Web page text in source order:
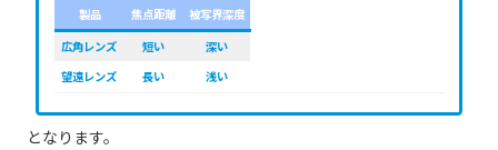
製品 焦点距離
被写界深度
広角レンズ
短い
深い
望遠レンズ
長い 浅い
となります。